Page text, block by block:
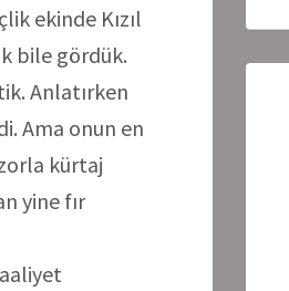
ekinde Kızıl
bile gördük.
Anlatırken
Ama onun en
kürtaj
yine fır